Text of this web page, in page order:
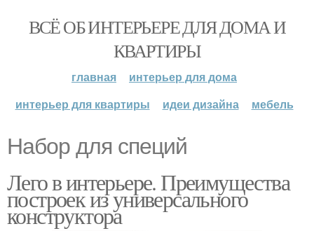
ВСЁ ОБ ИНТЕРЬЕРЕ ДЛЯ ДОМА И
КВАРТИРЫ
главная
интерьер для дома
интерьер для квартиры
идеи дизайна мебель
Набор для специй
Лего в интерьере. Преимущества
построек из универсального
конструктора